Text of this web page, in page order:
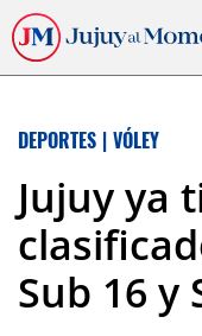
DEPORTES | VÓLEY
Jujuy ya
Sub 16 y